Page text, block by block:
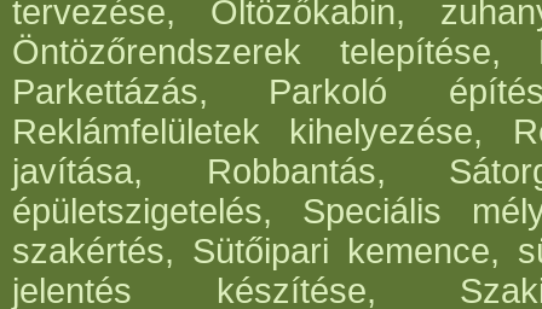
tervezése, Öltözőkabin,
Öntözőrendszerek
Parkettázás, Parkoló
Reklámfelületek kihelyezése,
javítása, Robbantás,
épületszigetelés, Speciális
szakértés, Sütőipari kemence,
jelentés készítése,